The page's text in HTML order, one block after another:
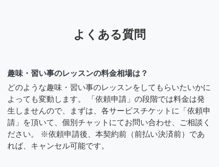
よくある質問
趣味・習い事のレッスンの料金相場は？
どのような趣味・習い事のレッスンをしてもらいたいかに
よっても変動します。 「依頼申請」の段階では料金は発
生しませんので、まずは、各サービスチケットに「依頼申
請」を頂いて、個別チャットにてお問い合わせ、ご相談く
ださい。 ※依頼申請後、本契約前（前払い決済前）であ
れば、キャンセル可能です。